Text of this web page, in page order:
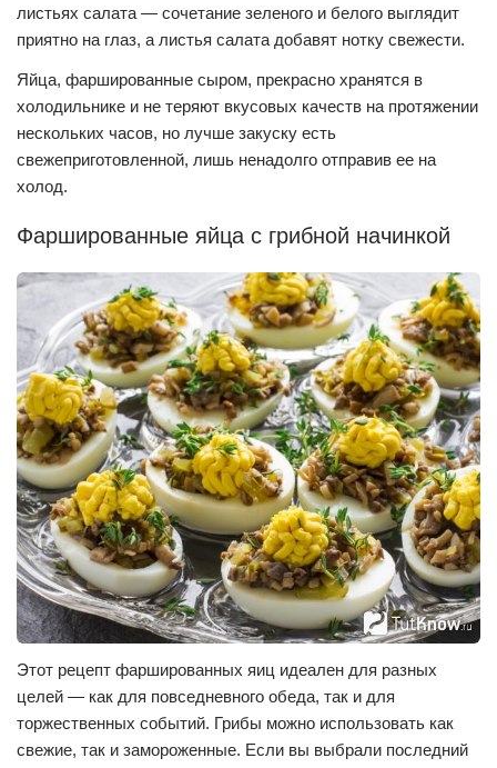
листьях салата — сочетание зеленого и белого выглядит
приятно на глаз, а листья салата добавят нотку свежести.
Яйца, фаршированные сыром, прекрасно хранятся в
холодильнике и не теряют вкусовых качеств на протяжении
нескольких часов, но лучше закуску есть
свежеприготовленной, лишь ненадолго отправив ее на
холод.
Фаршированные яйца с грибной начинкой
Этот рецепт фаршированных яиц идеален для разных
целей — как для повседневного обеда, так и для
торжественных событий. Грибы можно использовать как
свежие, так и замороженные. Если вы выбрали последний